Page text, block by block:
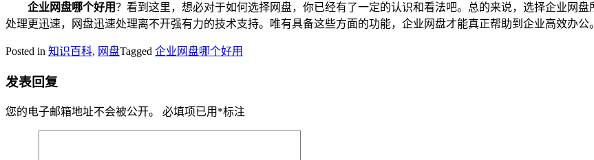
企业网盘哪个好用？看到这里，想必对于如何选择网盘，你已经有了一定的认识和看法吧。总的来说，选择企业网
处理更迅速，网盘迅速处理离不开强有力的技术支持。唯有具备这些方面的功能，企业网盘才能真正帮助到企业高效办公。
Posted in 知识百科, 网盘Tagged 企业网盘哪个好用
发表回复
您的电子邮箱地址不会被公开。 必填项已用 *标注